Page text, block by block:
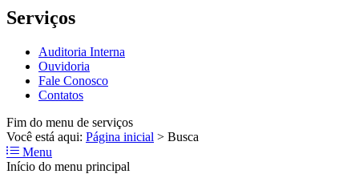
Serviços
Auditoria Interna
Ouvidoria
Fale Conosco
Contatos
Fim do menu de serviços
Você está aqui: Página inicial > Busca
Menu
Início do menu principal